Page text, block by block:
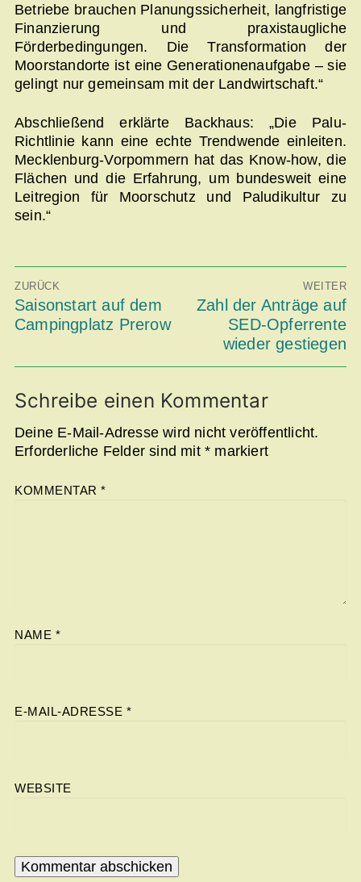
Betriebe brauchen Planungssicherheit, langfristige
Finanzierung und praxistaugliche
Förderbedingungen. Die Transformation der
Moorstandorte ist eine Generationenaufgabe – sie
gelingt nur gemeinsam mit der Landwirtschaft.“
Abschließend erklärte Backhaus: „Die Palu-
Richtlinie kann eine echte Trendwende einleiten.
Mecklenburg-Vorpommern hat das Know-how, die
Flächen und die Erfahrung, um bundesweit eine
Leitregion für Moorschutz und Paludikultur zu
sein.“
Beitragsnavigation
ZURÜCK
Vorheriger
Beitrag:
Saisonstart auf dem
Campingplatz Prerow
WEITER
Nächster
Beitrag:
Zahl der Anträge auf
SED-Opferrente
wieder gestiegen
Schreibe einen Kommentar
Deine E-Mail-Adresse wird nicht veröffentlicht.
Erforderliche Felder sind mit * markiert
KOMMENTAR *
NAME *
E-MAIL-ADRESSE *
WEBSITE